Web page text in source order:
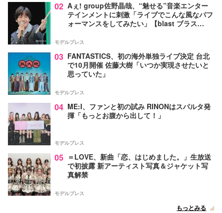
02 Aぇ! group佐野晶哉、“魅せる”音楽エンター
テインメントに刺激「ライブでこんな風なパフ
ォーマンスをしてみたい」【blast ブラス
モデルプレス
03 FANTASTICS、初の海外単独ライブ決定 台北
で10月開催 佐藤大樹「いつか実現させたいと
思っていた」
モデルプレス
04 ME:I、ファンと初の試み RINONはスパルタ発
揮「もっとお腹から出して！」
モデルプレス
05 ＝LOVE、新曲「恋、はじめました。」生放送
で初披露 新アーティスト写真＆ジャケット写
真解禁
モデルプレス
もっとみる